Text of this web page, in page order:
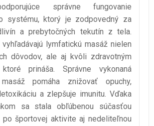
správne fungovanie
systému, ktorý je zodpovedný za
a prebytočných tekutín z tela.
lymfatickú masáž nielen
dôvodov, ale aj kvôli zdravotným
prináša. Správne vykonaná
pomáha znižovať opuchy,
a zlepšuje imunitu. Vďaka
sa stala obľúbenou súčasťou
po športovej aktivite aj nedeliteľnou